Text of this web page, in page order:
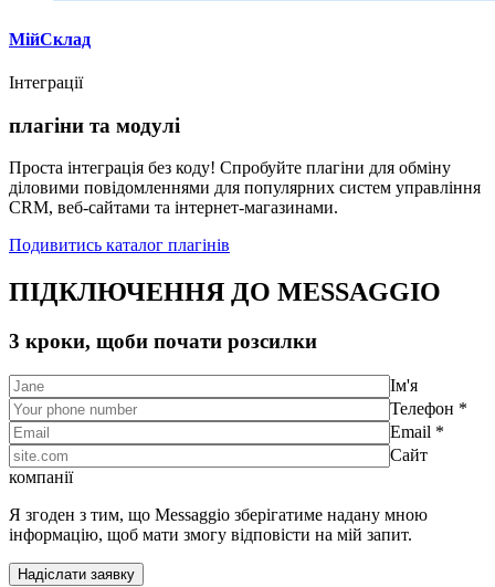
МійСклад
Інтеграції
плагіни та модулі
Проста інтеграція без коду! Спробуйте плагіни для обміну
діловими повідомленнями для популярних систем управління
CRM, веб-сайтами та інтернет-магазинами.
Подивитись каталог плагінів
ПІДКЛЮЧЕННЯ ДО MESSAGGIO
3 кроки, щоби почати розсилки
Ім'я
Телефон *
Email *
Сайт
компанії
Я згоден з тим, що Messaggio зберігатиме надану мною
інформацію, щоб мати змогу відповісти на мій запит.